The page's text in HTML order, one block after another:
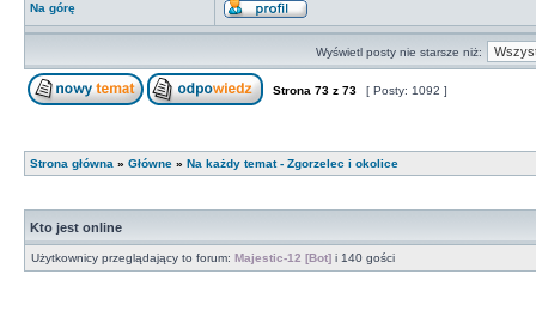
Na górę
Wyświetl posty nie starsze niż:
Strona 73 z 73 [ Posty: 1092 ]
Strona główna » Główne » Na każdy temat - Zgorzelec i okolice
Kto jest online
Użytkownicy przeglądający to forum: Majestic-12 [Bot] i 140 gości